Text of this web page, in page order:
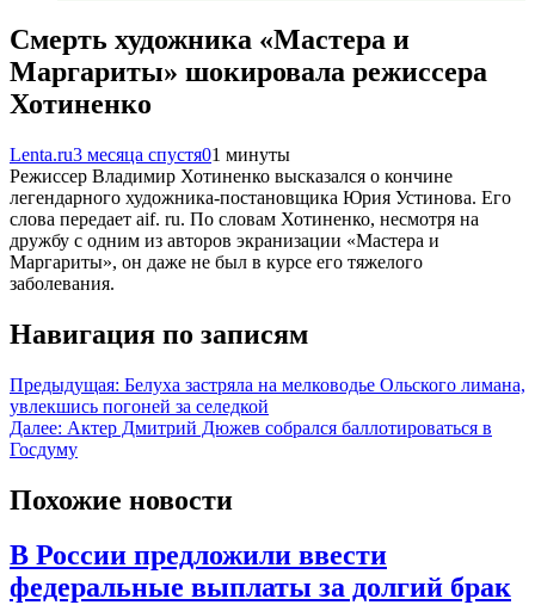
Смерть художника «Мастера и
Маргариты» шокировала режиссера
Хотиненко
Lenta.ru3 месяца спустя01 минуты
Режиссер Владимир Хотиненко высказался о кончине
легендарного художника-постановщика Юрия Устинова. Его
слова передает aif. ru. По словам Хотиненко, несмотря на
дружбу с одним из авторов экранизации «Мастера и
Маргариты», он даже не был в курсе его тяжелого
заболевания.
Навигация по записям
Предыдущая: Белуха застряла на мелководье Ольского лимана,
увлекшись погоней за селедкой
Далее: Актер Дмитрий Дюжев собрался баллотироваться в
Госдуму
Похожие новости
В России предложили ввести
федеральные выплаты за долгий брак